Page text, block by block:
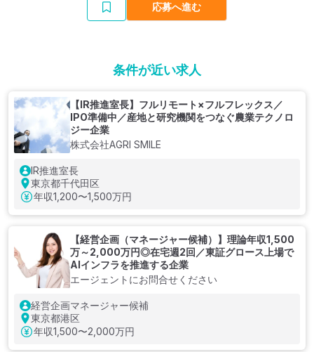
応募へ進む
条件が近い求人
【IR推進室長】フルリモート×フルフレックス／
IPO準備中／産地と研究機関をつなぐ農業テクノロ
ジー企業
株式会社AGRI SMILE
IR推進室長
東京都千代田区
年収1,200〜1,500万円
【経営企画（マネージャー候補）】理論年収1,500
万～2,000万円◎在宅週2回／東証グロース上場で
AIインフラを推進する企業
エージェントにお問合せください
経営企画マネージャー候補
東京都港区
年収1,500〜2,000万円